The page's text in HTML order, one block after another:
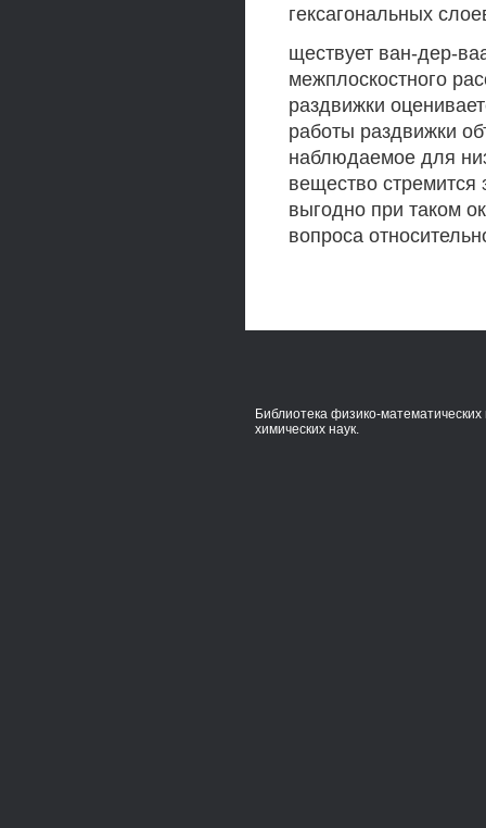
гексагональных
ществует ван-дер-
межплоскостного
раздвижки
работы раздвижки
наблюдаемое для
вещество стремится
выгодно при таком
вопроса
Библиотека физико-математических
химических наук.